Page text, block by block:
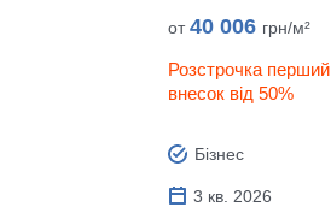
от40 006 грн/м²
Розстрочка перший
внесок від 50%
Бізнес
3 кв. 2026